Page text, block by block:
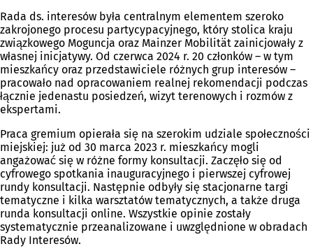
Rada ds. interesów była centralnym elementem szeroko
zakrojonego procesu partycypacyjnego, który stolica kraju
związkowego Moguncja oraz Mainzer Mobilität zainicjowały z
własnej inicjatywy. Od czerwca 2024 r. 20 członków – w tym
mieszkańcy oraz przedstawiciele różnych grup interesów –
pracowało nad opracowaniem realnej rekomendacji podczas
łącznie jedenastu posiedzeń, wizyt terenowych i rozmów z
ekspertami.
Praca gremium opierała się na szerokim udziale społeczności
miejskiej: już od 30 marca 2023 r. mieszkańcy mogli
angażować się w różne formy konsultacji. Zaczęło się od
cyfrowego spotkania inauguracyjnego i pierwszej cyfrowej
rundy konsultacji. Następnie odbyły się stacjonarne targi
tematyczne i kilka warsztatów tematycznych, a także druga
runda konsultacji online. Wszystkie opinie zostały
systematycznie przeanalizowane i uwzględnione w obradach
Rady Interesów.